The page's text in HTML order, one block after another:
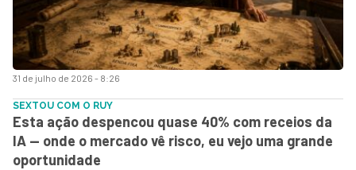
31 de julho de 2026 - 8:26
SEXTOU COM O RUY
Esta ação despencou quase 40% com receios da
IA — onde o mercado vê risco, eu vejo uma grande
oportunidade